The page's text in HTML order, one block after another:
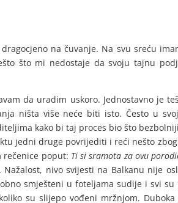
na čuvanje. Na svu sreću
što mi nedostaje da svoju tajnu
da uradim uskoro. Jednostavno je
ništa više neće biti isto. Često u
kako bi taj proces bio što
jedni druge povrijediti i reći nešto
rečenice poput: Ti si sramota za ovu
nivo svijesti na Balkanu nije
smješteni u foteljama sudije i svi su
su slijepo vođeni mržnjom.